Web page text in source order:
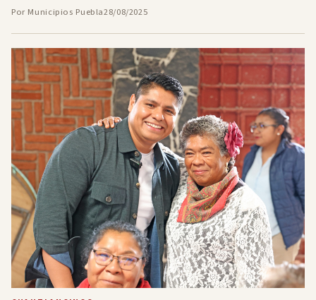
Por Municipios Puebla28/08/2025